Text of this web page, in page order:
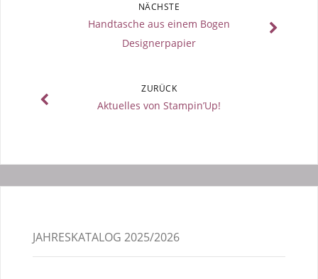
NÄCHSTE
Handtasche aus einem Bogen
Designerpapier
ZURÜCK
Aktuelles von Stampin’Up!
JAHRESKATALOG 2025/2026